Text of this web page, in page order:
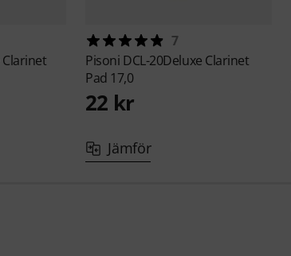
Clarinet
7
Pisoni DCL-20Deluxe Clarinet
Pad 17,0
22 kr
Jämför